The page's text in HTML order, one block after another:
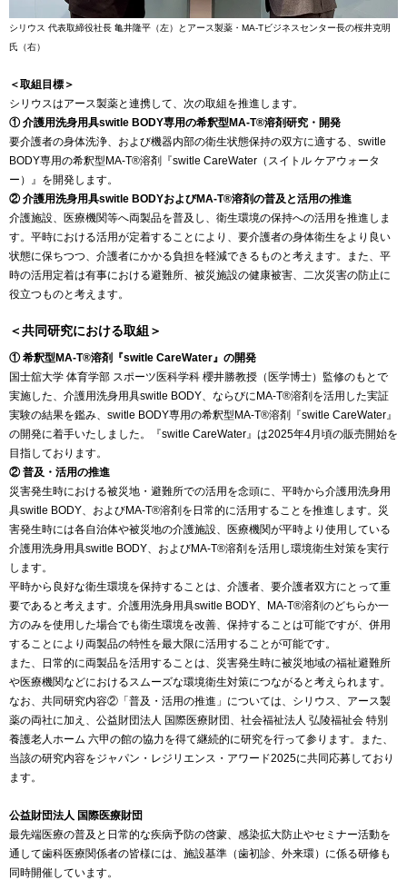
シリウス 代表取締役社長 亀井隆平（左）とアース製薬・MA-Tビジネスセンター長の桜井克明
氏（右）
＜取組目標＞
シリウスはアース製薬と連携して、次の取組を推進します。
① 介護用洗身用具switle BODY専用の希釈型MA-T®︎溶剤研究・開発
要介護者の身体洗浄、および機器内部の衛生状態保持の双方に適する、switle
BODY専用の希釈型MA-T®︎溶剤『switle CareWater（スイトル ケアウォータ
ー）』を開発します。
② 介護用洗身用具switle BODYおよびMA-T®︎溶剤の普及と活用の推進
介護施設、医療機関等へ両製品を普及し、衛生環境の保持への活用を推進しま
す。平時における活用が定着することにより、要介護者の身体衛生をより良い
状態に保ちつつ、介護者にかかる負担を軽減できるものと考えます。また、平
時の活用定着は有事における避難所、被災施設の健康被害、二次災害の防止に
役立つものと考えます。
＜共同研究における取組＞
① 希釈型MA-T®︎溶剤『switle CareWater』の開発
国士舘大学 体育学部 スポーツ医科学科 櫻井勝教授（医学博士）監修のもとで
実施した、介護用洗身用具switle BODY、ならびにMA-T®︎溶剤を活用した実証
実験の結果を鑑み、switle BODY専用の希釈型MA-T®︎溶剤『switle CareWater』
の開発に着手いたしました。『switle CareWater』は2025年4月頃の販売開始を
目指しております。
② 普及・活用の推進
災害発生時における被災地・避難所での活用を念頭に、平時から介護用洗身用
具switle BODY、およびMA-T®︎溶剤を日常的に活用することを推進します。災
害発生時には各自治体や被災地の介護施設、医療機関が平時より使用している
介護用洗身用具switle BODY、およびMA-T®︎溶剤を活用し環境衛生対策を実行
します。
平時から良好な衛生環境を保持することは、介護者、要介護者双方にとって重
要であると考えます。介護用洗身用具switle BODY、MA-T®︎溶剤のどちらか一
方のみを使用した場合でも衛生環境を改善、保持することは可能ですが、併用
することにより両製品の特性を最大限に活用することが可能です。
また、日常的に両製品を活用することは、災害発生時に被災地域の福祉避難所
や医療機関などにおけるスムーズな環境衛生対策につながると考えられます。
なお、共同研究内容②「普及・活用の推進」については、シリウス、アース製
薬の両社に加え、公益財団法人 国際医療財団、社会福祉法人 弘陵福祉会 特別
養護老人ホーム 六甲の館の協力を得て継続的に研究を行って参ります。また、
当該の研究内容をジャパン・レジリエンス・アワード2025に共同応募しており
ます。
公益財団法人 国際医療財団
最先端医療の普及と日常的な疾病予防の啓蒙、感染拡大防止やセミナー活動を
通して歯科医療関係者の皆様には、施設基準（歯初診、外来環）に係る研修も
同時開催しています。